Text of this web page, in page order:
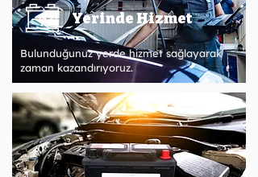
Yerinde Hizmet
Bulunduğunuz yerde hizmet sağlayarak
zaman kazandırıyoruz.